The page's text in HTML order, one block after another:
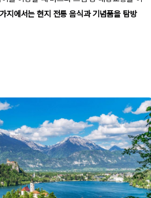
지에서는 현지 전통 음식과 기념품을 탐방